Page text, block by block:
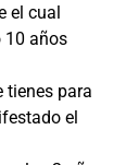
el cual
10 años
tienes para
el